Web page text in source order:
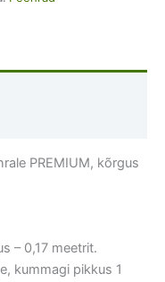
PREMIUM, kõrgus
– 0,17 meetrit.
kummagi pikkus 1